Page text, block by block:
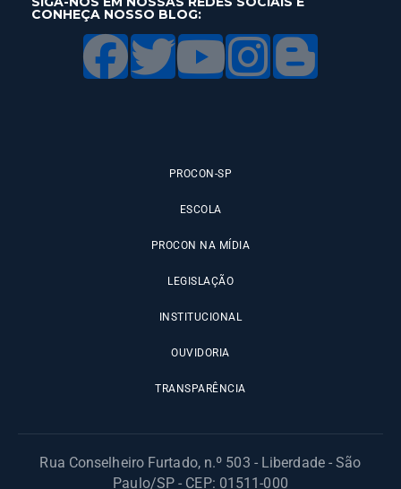
CONHEÇA NOSSO BLOG:
PROCON-SP
ESCOLA
PROCON NA MÍDIA
LEGISLAÇÃO
INSTITUCIONAL
OUVIDORIA
TRANSPARÊNCIA
Rua Conselheiro Furtado, n.º 503 - Liberdade - São
Paulo/SP - CEP: 01511-000